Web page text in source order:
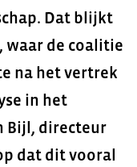
Dat blijkt
waar de coalitie
na het vertrek
in het
Bijl, directeur
dat dit vooral